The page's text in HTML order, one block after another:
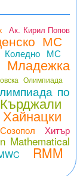
Ак. Кирил Попов
МС
Коледно МС
Младежка
Олимпиада
по
Хитър
Mathematical
RMM